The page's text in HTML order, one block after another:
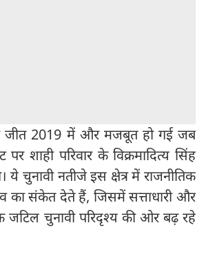
जीत 2019 में और मजबूत हो गई जब
शाही परिवार के विक्रमादित्य सिंह
ये चुनावी नतीजे इस क्षेत्र में राजनीतिक
का संकेत देते हैं, जिसमें सत्ताधारी और
जटिल चुनावी परिदृश्य की ओर बढ़ रहे